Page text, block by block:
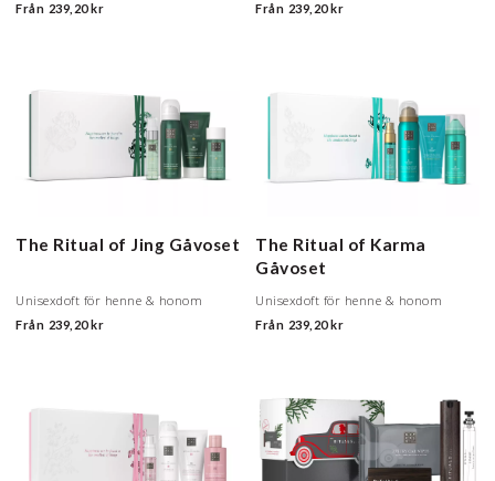
Från 239,20 kr Från 239,20 kr
The Ritual of Jing Gåvoset
Unisexdoft för henne & honom
Från 239,20 kr
The Ritual of Karma
Gåvoset
Unisexdoft för henne & honom
Från 239,20 kr